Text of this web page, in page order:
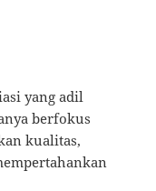
yang adil
berfokus
kualitas,